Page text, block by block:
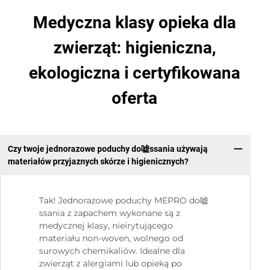
Medyczna klasy opieka dla
zwierząt: higieniczna,
ekologiczna i certyfikowana
oferta
Czy twoje jednorazowe poduchy do嘘ssania używają
materiałów przyjaznych skórze i higienicznych?
Tak! Jednorazowe poduchy MEPRO do嘘
ssania z zapachem wykonane są z
medycznej klasy, nieirytującego
materiału non-woven, wolnego od
surowych chemikaliów. Idealne dla
zwierząt z alergiami lub opieką po